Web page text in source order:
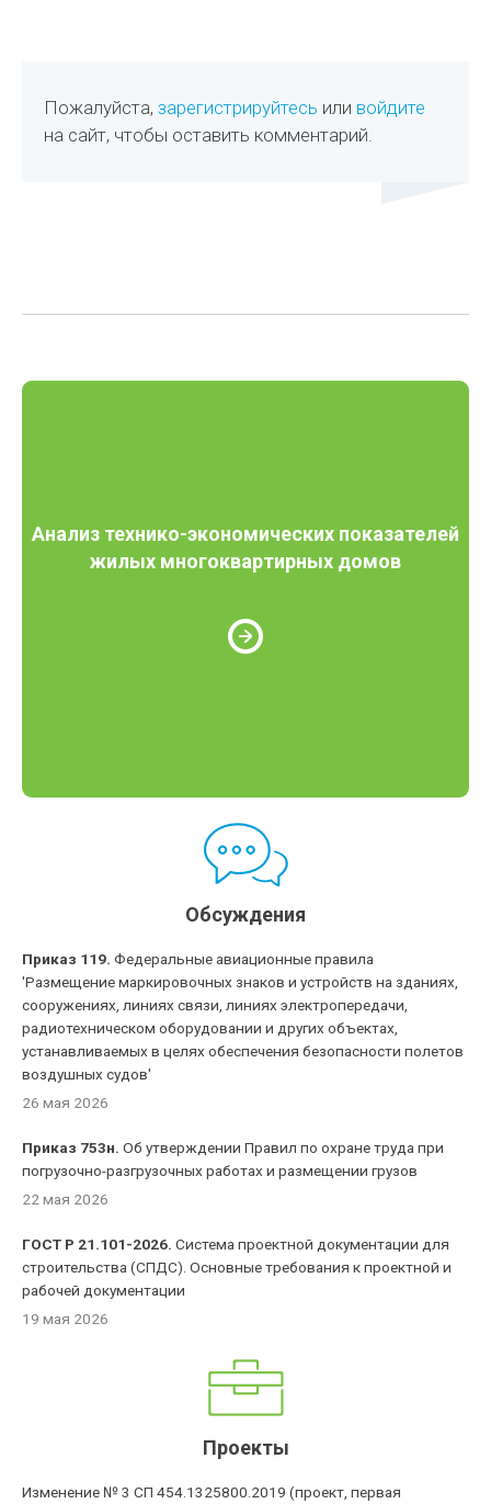
Пожалуйста,зарегистрируйтесь или войдите
на сайт, чтобы оставить комментарий.
Анализ технико-экономических показателей
жилых многоквартирных домов
Обсуждения
Приказ 119. Федеральные авиационные правила
'Размещение маркировочных знаков и устройств на зданиях,
сооружениях, линиях связи, линиях электропередачи,
радиотехническом оборудовании и других объектах,
устанавливаемых в целях обеспечения безопасности полетов
воздушных судов'
26 мая 2026
Приказ 753н. Об утверждении Правил по охране труда при
погрузочно-разгрузочных работах и размещении грузов
22 мая 2026
ГОСТ Р 21.101-2026. Система проектной документации для
строительства (СПДС). Основные требования к проектной и
рабочей документации
19 мая 2026
Проекты
Изменение № 3 СП 454.1325800.2019 (проект, первая